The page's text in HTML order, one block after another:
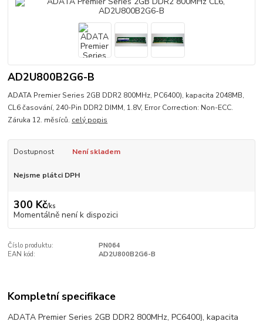
AD2U800B2G6-B
ADATA Premier Series 2GB DDR2 800MHz, PC6400), kapacita 2048MB,
CL6 časování, 240-Pin DDR2 DIMM, 1.8V, Error Correction: Non-ECC.
Záruka 12. měsíců. celý popis
Dostupnost Není skladem
Nejsme plátci DPH
300 Kč/ks
Momentálně není k dispozici
Číslo produktu:
PN064
EAN kód:
AD2U800B2G6-B
Kompletní specifikace
ADATA Premier Series 2GB DDR2 800MHz, PC6400), kapacita